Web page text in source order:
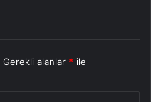
Gerekli alanlar * ile